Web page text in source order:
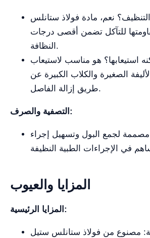
نعم، مادة فولاذ ستانلس
ومقاومتها للتآكل تضمن أقصى درجات
النظافة.
استيعابها؟ هو مناسب لاستيعاب
الصغيرة والكلاب الكبيرة عن
طريق إزالة الفاصل.
التصفية والصرف:
مصممة لجمع البول وتسهيل إجراء
المزايا والعيوب
المزايا الرئيسية:
مصنوع من فولاذ ستانلس ستيل